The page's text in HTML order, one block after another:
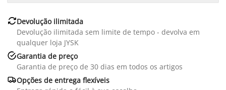
Devolução ilimitada
Devolução ilimitada sem limite de tempo - devolva em
qualquer loja JYSK
Garantia de preço
Garantia de preço de 30 dias em todos os artigos
Opções de entrega flexíveis